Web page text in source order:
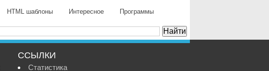
HTML шаблоны Интересное Программы
ССЫЛКИ
Статистика